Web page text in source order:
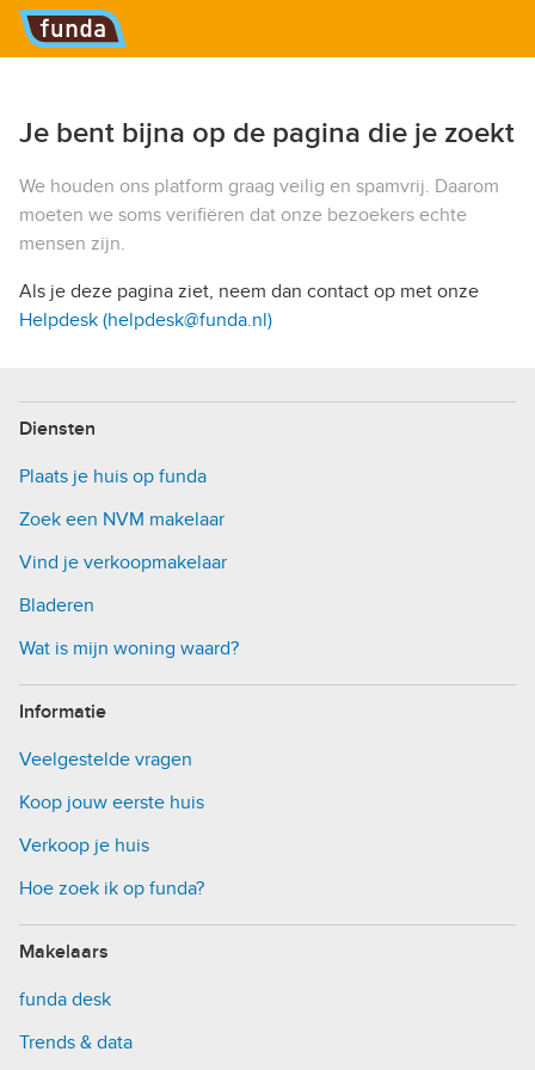
Hoofdmenu
Je bent bijna op de pagina die je zoekt
We houden ons platform graag veilig en spamvrij. Daarom
moeten we soms verifiëren dat onze bezoekers echte
mensen zijn.
Als je deze pagina ziet, neem dan contact op met onze
Helpdesk (helpdesk@funda.nl)
Diensten
Plaats je huis op funda
Zoek een NVM makelaar
Vind je verkoopmakelaar
Bladeren
Wat is mijn woning waard?
Informatie
Veelgestelde vragen
Koop jouw eerste huis
Verkoop je huis
Hoe zoek ik op funda?
Makelaars
funda desk
Trends & data